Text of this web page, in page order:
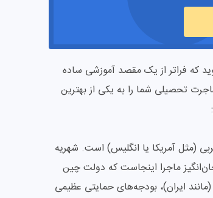
که فراتر از یک مقصد آموزشی ساده
تحصیلی شما را به یکی از بهترین
(مثل آمریکا یا انگلیس) است. شهریه
است. اما قسمت هیجان‌انگیز ماجرا اینجاست که دولت چین
ایران)، بودجه‌های حمایتی عظیمی